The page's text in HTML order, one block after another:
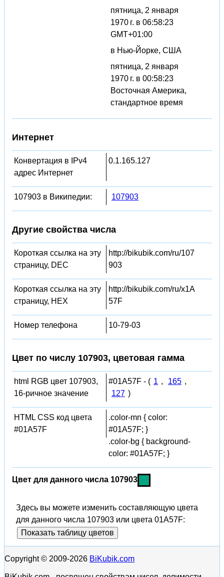
пятница, 2 января
1970 г. в 06:58:23
GMT+01:00
в Нью-Йорке, США
пятница, 2 января
1970 г. в 00:58:23
Восточная Америка,
стандартное время
Интернет
Конвертация в IPv4
адрес Интернет
0.1.165.127
107903 в Википедии: 107903
Другие свойства числа
Короткая ссылка на эту
страницу, DEC
http://bikubik.com/ru/107
903
Короткая ссылка на эту
страницу, HEX
http://bikubik.com/ru/x1A
57F
Номер телефона 10-79-03
Цвет по числу 107903, цветовая гамма
html RGB цвет 107903,
16-ричное значение
#01A57F - ( 1 , 165 ,
127 )
HTML CSS код цвета
#01A57F
.color-mn { color:
#01A57F; }
.color-bg { background-
color: #01A57F; }
Цвет для данного числа 107903
Здесь вы можете изменить составляющую цвета
для данного числа 107903 или цвета 01A57F:
Показать таблицу цветов
Copyright © 2009-2026 BiKubik.com